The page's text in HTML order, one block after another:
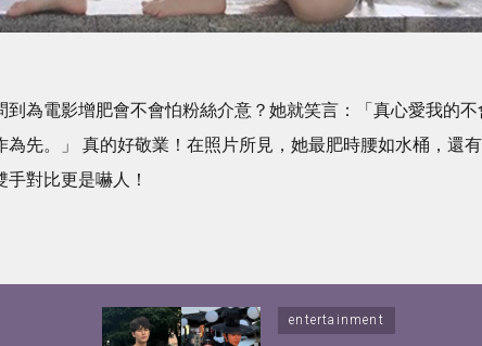
為電影增肥會不會怕粉絲介意？她就笑言：「真心愛我的不
先。」 真的好敬業！在照片所見，她最肥時腰如水桶，還有
對比更是嚇人！
entertainment